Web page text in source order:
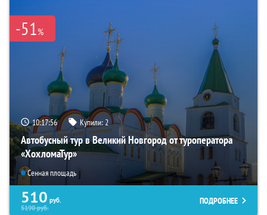
-51%
10:17:54 Купили:2
Автобусный тур в Великий Новгород от туроператора
«ХохломаТур»
Сенная площадь
510 руб.
5190руб.
ПОДРОБНЕЕ